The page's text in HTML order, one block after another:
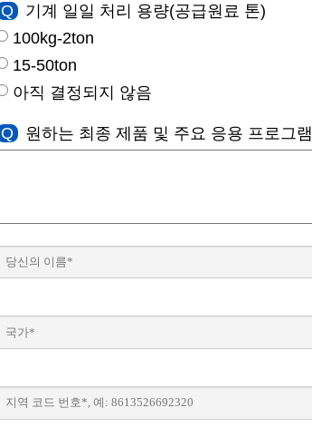
Q
기계 일일 처리 용량(공급원료 톤)
100kg-2ton
15-50ton
아직 결정되지 않음
Q 원하는 최종 제품 및 주요 응용 프로그램